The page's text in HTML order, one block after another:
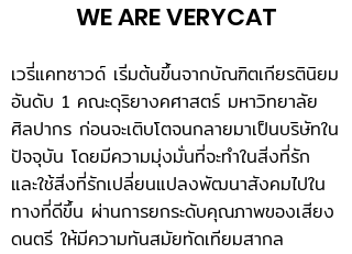
WE ARE VERYCAT
เวรี่แคทซาวด์ เริ่มต้นขึ้นจากบัณฑิตเกียรตินิยม
อันดับ 1 คณะดุริยางคศาสตร์ มหาวิทยาลัย
ศิลปากร ก่อนจะเติบโตจนกลายมาเป็นบริษัทใน
ปัจจุบัน โดยมีความมุ่งมั่นที่จะทำในสิ่งที่รัก
และใช้สิ่งที่รักเปลี่ยนแปลงพัฒนาสังคมไปใน
ทางที่ดีขึ้น ผ่านการยกระดับคุณภาพของเสียง
ดนตรี ให้มีความทันสมัยทัดเทียมสากล